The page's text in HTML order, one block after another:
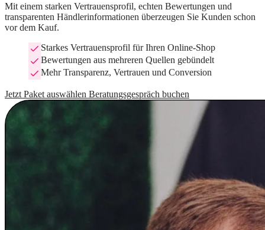
Mit einem starken Vertrauensprofil, echten Bewertungen und
transparenten Händlerinformationen überzeugen Sie Kunden schon
vor dem Kauf.
Starkes Vertrauensprofil für Ihren Online-Shop
Bewertungen aus mehreren Quellen gebündelt
Mehr Transparenz, Vertrauen und Conversion
Jetzt Paket auswählen Beratungsgespräch buchen